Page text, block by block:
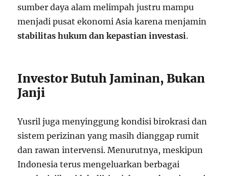
sumber daya alam melimpah justru mampu
menjadi pusat ekonomi Asia karena menjamin
stabilitas hukum dan kepastian investasi.
Investor Butuh Jaminan, Bukan
Janji
Yusril juga menyinggung kondisi birokrasi dan
sistem perizinan yang masih dianggap rumit
dan rawan intervensi. Menurutnya, meskipun
Indonesia terus mengeluarkan berbagai